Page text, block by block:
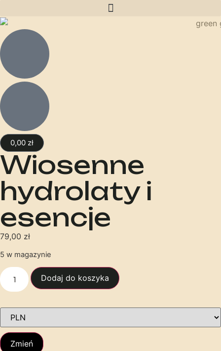
0,00 zł
Wiosenne
hydrolaty i
esencje
79,00 zł
5 w magazynie
Dodaj do koszyka
Zmień